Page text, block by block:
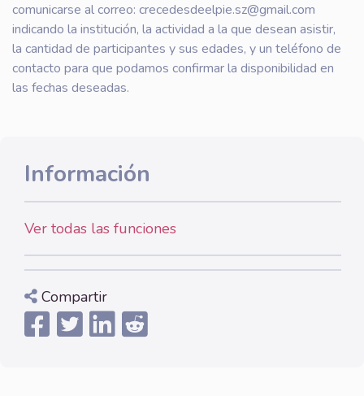
comunicarse al correo: crecedesdeelpie.sz@gmail.com
indicando la institución, la actividad a la que desean asistir,
la cantidad de participantes y sus edades, y un teléfono de
contacto para que podamos confirmar la disponibilidad en
las fechas deseadas.
Información
Ver todas las funciones
Compartir